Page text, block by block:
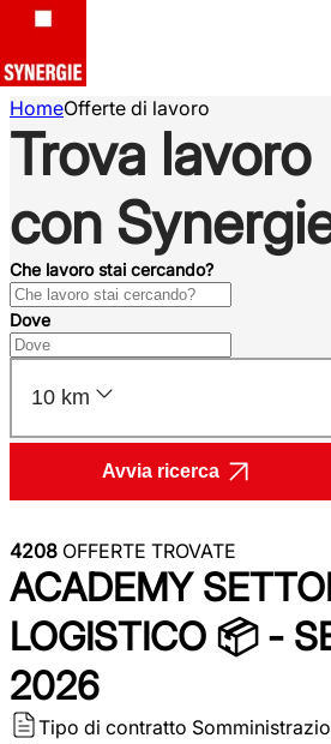
HomeOfferte di lavoro
Trova lavoro
con
Che lavoro stai cercando?
Dove
10 km
Avvia ricerca
4208 OFFERTE TROVATE
ACADEMY
LOGISTICO 📦 -
2026
Tipo di contratto